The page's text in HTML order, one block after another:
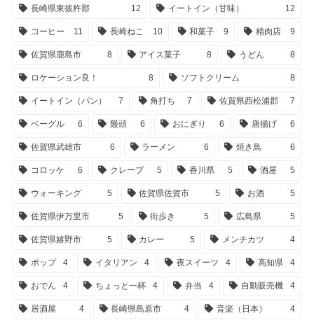
長崎県東彼杵郡 12 イートイン（甘味） 12
コーヒー 11 長崎ねこ 10 和菓子 9 精肉店 9
佐賀県鹿島市 8 アイス菓子 8 うどん 8
ロケーション良！ 8 ソフトクリーム 8
イートイン（パン） 7 角打ち 7 佐賀県西松浦郡 7
ベーグル 6 饅頭 6 おにぎり 6 唐揚げ 6
佐賀県武雄市 6 ラーメン 6 焼き鳥 6
コロッケ 6 クレープ 5 香川県 5 酒屋 5
ウォーキング 5 佐賀県佐賀市 5 お酒 5
佐賀県伊万里市 5 街歩き 5 広島県 5
佐賀県嬉野市 5 カレー 5 メンチカツ 4
ポップ 4 イタリアン 4 夜スイーツ 4 高知県 4
おでん 4 ちょっと一杯 4 弁当 4 自動販売機 4
居酒屋 4 長崎県島原市 4 音楽（日本） 4